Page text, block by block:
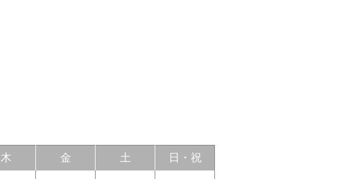
木 金 土 日 ・ 祝